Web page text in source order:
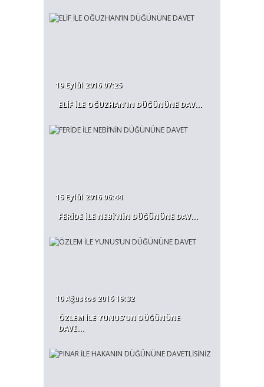
19 Eylül 2016 07:25
ELİF İLE OĞUZHAN’IN DÜĞÜNÜNE DAV...
15 Eylül 2016 06:44
FERİDE İLE NEBİ’NİN DÜĞÜNÜNE DAV...
10 Ağustos 2016 19:32
ÖZLEM İLE YUNUS’UN DÜĞÜNÜNE
DAVE...